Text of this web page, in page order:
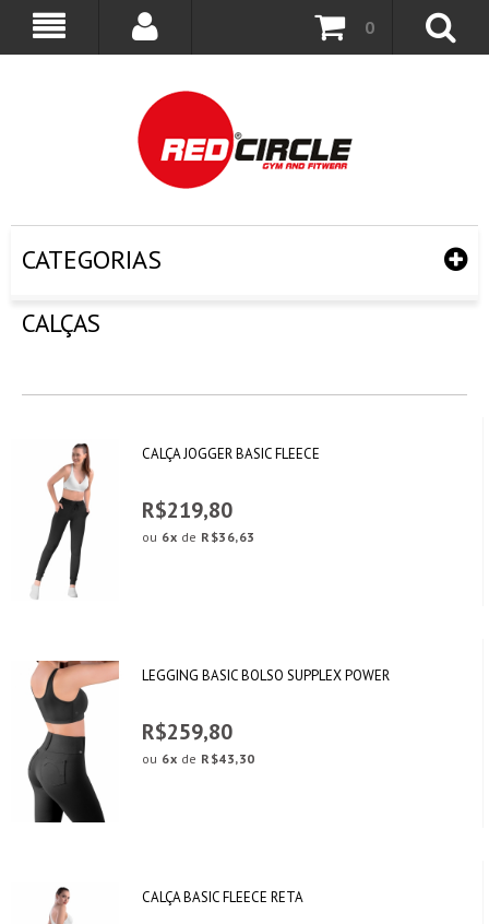
0
CATEGORIAS
CALÇAS
CALÇA JOGGER BASIC FLEECE
R$219,80
ou 6x de R$36,63
LEGGING BASIC BOLSO SUPPLEX POWER
R$259,80
ou 6x de R$43,30
CALÇA BASIC FLEECE RETA